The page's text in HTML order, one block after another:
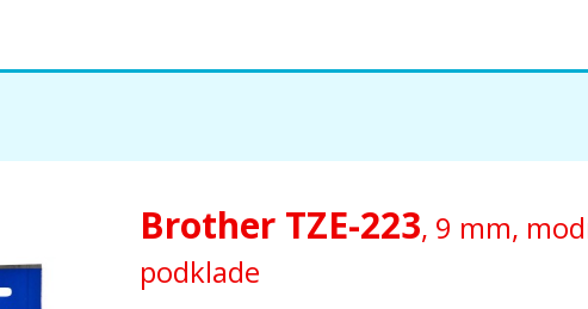
Brother TZE-223, 9 mm,
podklade